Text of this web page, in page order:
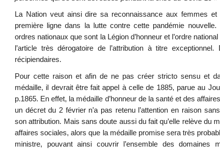
La Nation veut ainsi dire sa reconnaissance aux femmes
première ligne dans la lutte contre cette pandémie
ordres nationaux que sont la Légion d’honneur et l’ordre
l’article très dérogatoire de l’attribution à titre
récipiendaires.
Pour cette raison et afin de ne pas créer stricto sensu et
médaille, il devrait être fait appel à celle de 1885, parue au
p.1865. En effet, la médaille d’honneur de la santé et des
un décret du 2 février n’a pas retenu l’attention en raison
son attribution. Mais sans doute aussi du fait qu’elle relève du
affaires sociales, alors que la médaille promise sera très
ministre, pouvant ainsi couvrir l’ensemble des domaines